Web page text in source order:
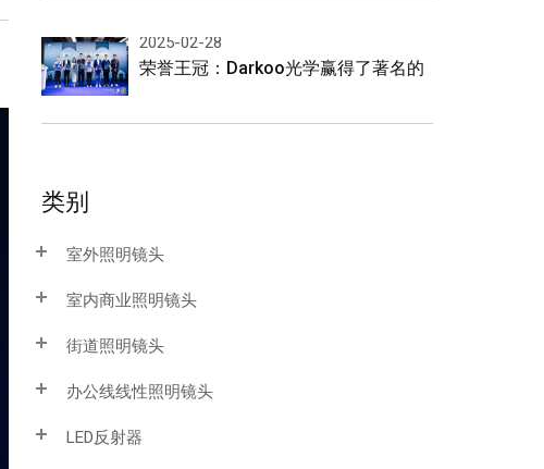
2025-02-28
荣誉王冠：Darkoo光学赢得了著名的
类别
室外照明镜头
室内商业照明镜头
街道照明镜头
办公线线性照明镜头
LED反射器